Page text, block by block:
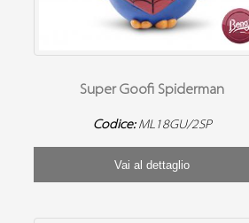
Super Goofi Spiderman
Codice: ML18GU/2SP
Vai al dettaglio